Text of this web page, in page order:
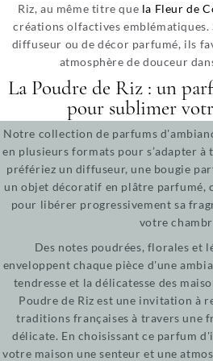
Riz, au même titre que la Fleur de
créations olfactives emblématiques.
diffuseur ou de décor parfumé, ils
atmosphère de douceur
La Poudre de Riz : un
pour sublimer
Notre collection de parfums
en plusieurs formats pour s’adapter à
préfériez un diffuseur, une bougie
un objet décoratif en plâtre parfumé,
pour libérer progressivement sa
votre
Des notes poudrées, florales et
enveloppent chaque pièce d'une
tendresse et la délicatesse des
Poudre de Riz est une invitation à
traditions françaises à travers une
délicate. En choisissant ce parfum
votre maison une senteur et une